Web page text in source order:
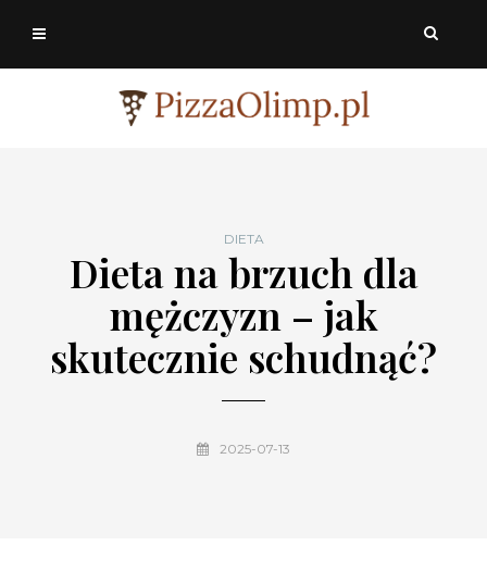
DIETA
Dieta na brzuch dla
mężczyzn – jak
skutecznie schudnąć?
2025-07-13